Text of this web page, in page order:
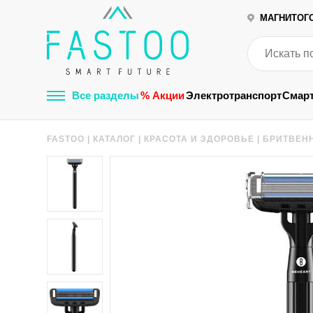
Все разделы% АкцииЭлектротранспорт
FASTOO КАТАЛОГ КРАСОТА И ЗДОРОВЬЕ